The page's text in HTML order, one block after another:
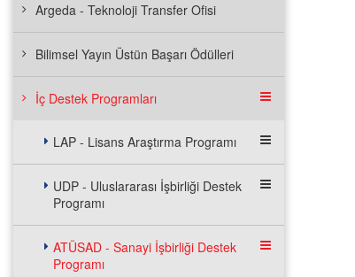
Argeda - Teknoloji Transfer Ofisi
Bilimsel Yayın Üstün Başarı Ödülleri
İç Destek Programları
LAP - Lisans Araştırma Programı
UDP - Uluslararası İşbirliği Destek
Programı
ATÜSAD - Sanayi İşbirliği Destek
Programı